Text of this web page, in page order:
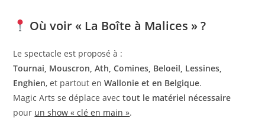
Où voir « La Boîte à Malices » ?
Le spectacle est proposé à :
Tournai, Mouscron, Ath, Comines, Beloeil, Lessines,
Enghien, et partout enWallonie et en Belgique.
Magic Arts se déplace avectout le matériel nécessaire
pour un show « clé en main ».